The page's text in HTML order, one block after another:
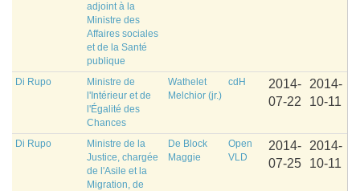
adjoint à la
Ministre des
Affaires sociales
et de la Santé
publique
Di Rupo
Ministre de
l'Intérieur et de
l'Égalité des
Chances
Wathelet
Melchior (jr.)
cdH
2014-
07-22
2014-
10-11
Di Rupo
Ministre de la
Justice, chargée
de l'Asile et la
Migration, de
De Block
Maggie
Open
VLD
2014-
07-25
2014-
10-11